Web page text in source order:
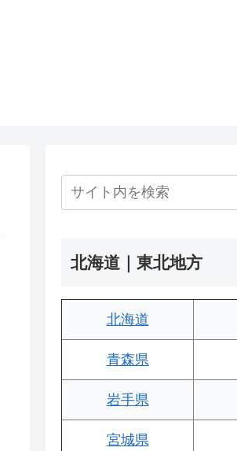
北海道｜東北地方
北海道
青森県
岩手県
宮城県